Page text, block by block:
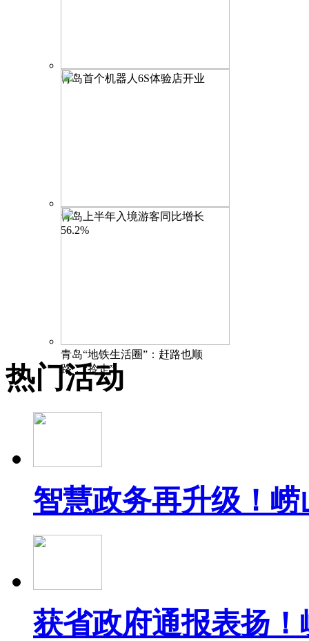
青岛首个机器人6S体验店开业
青岛上半年入境游客同比增长
56.2%
青岛“地铁生活圈”：赶路也顺
路，“拎走”
热门活动
智慧政务再升级！
获省政府通报表扬